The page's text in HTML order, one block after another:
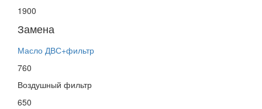
1900
Замена
Масло ДВС+фильтр
760
Воздушный фильтр
650